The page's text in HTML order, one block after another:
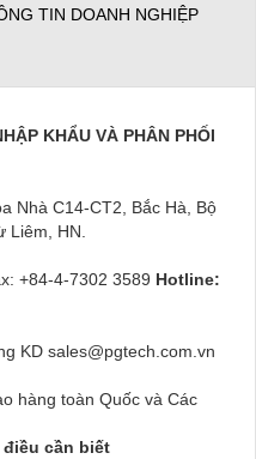
TIN DOANH NGHIỆP
KHẨU VÀ PHÂN PHỐI
Nhà C14-CT2, Bắc Hà, Bộ
Liêm, HN.
+84-4-7302 3589 Hotline:
KD sales@pgtech.com.vn
hàng toàn Quốc và Các
cần biết